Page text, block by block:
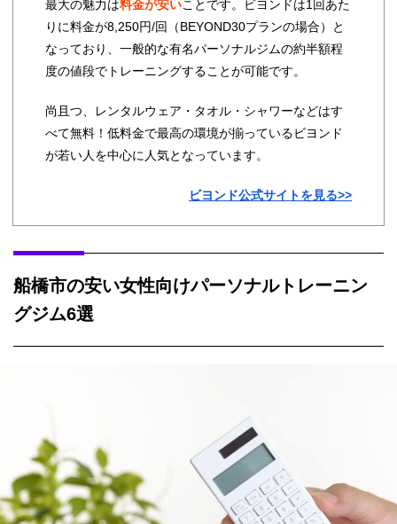
最大の魅力は料金が安いことです。ビヨンドは1回あた
りに料金が8,250円/回（BEYOND30プランの場合）と
なっており、一般的な有名パーソナルジムの約半額程
度の値段でトレーニングすることが可能です。
尚且つ、レンタルウェア・タオル・シャワーなどはす
べて無料！低料金で最高の環境が揃っているビヨンド
が若い人を中心に人気となっています。
ビヨンド公式サイトを見る>>
船橋市の安い女性向けパーソナルトレーニン
グジム6選